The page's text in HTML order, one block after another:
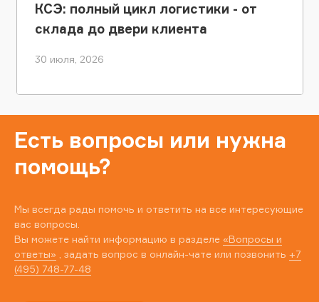
КСЭ: полный цикл логистики - от
склада до двери клиента
30 июля, 2026
Есть вопросы или нужна
помощь?
Мы всегда рады помочь и ответить на все интересующие
вас вопросы.
Вы можете найти информацию в разделе «Вопросы и
ответы» , задать вопрос в онлайн-чате или позвонить +7
(495) 748-77-48